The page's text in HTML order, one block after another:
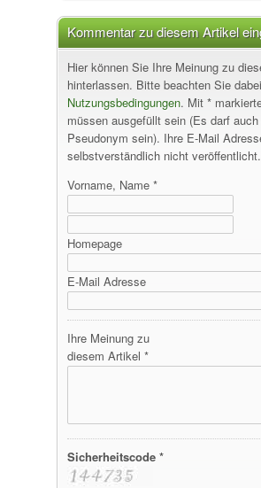
Kommentar zu diesem Artikel
Hier können Sie Ihre Meinung zu
hinterlassen. Bitte beachten Sie
Nutzungsbedingungen. Mit *
müssen ausgefüllt sein (Es darf
Pseudonym sein). Ihre E-Mail
selbstverständlich nicht veröffentlicht.
Vorname, Name *
Homepage
E-Mail Adresse
Ihre Meinung zu
diesem Artikel *
Sicherheitscode *